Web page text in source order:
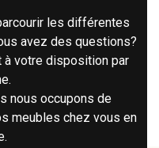
les différentes
avez des questions?
à votre disposition par
nous occupons de
meubles chez vous en